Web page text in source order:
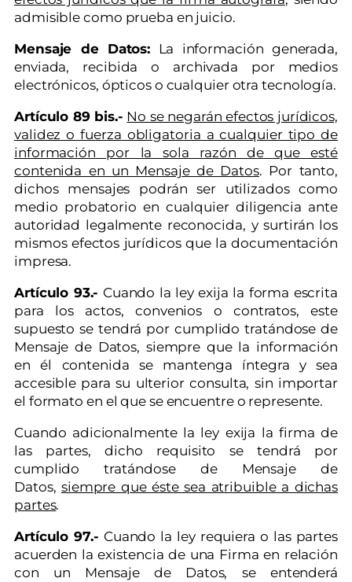
admisible como prueba en juicio.
Mensaje de Datos: La información generada,
enviada, recibida o archivada por medios
electrónicos, ópticos o cualquier otra tecnología.
Artículo 89 bis.- No se negarán efectos jurídicos,
validez o fuerza obligatoria a cualquier tipo de
información por la sola razón de que esté
contenida en un Mensaje de Datos. Por tanto,
dichos mensajes podrán ser utilizados como
medio probatorio en cualquier diligencia ante
autoridad legalmente reconocida, y surtirán los
mismos efectos jurídicos que la documentación
impresa.
Artículo 93.- Cuando la ley exija la forma escrita
para los actos, convenios o contratos, este
supuesto se tendrá por cumplido tratándose de
Mensaje de Datos, siempre que la información
en él contenida se mantenga íntegra y sea
accesible para su ulterior consulta, sin importar
el formato en el que se encuentre o represente.
Cuando adicionalmente la ley exija la firma de
las partes, dicho requisito se tendrá por
cumplido tratándose de Mensaje de
Datos, siempre que éste sea atribuible a dichas
partes.
Artículo 97.- Cuando la ley requiera o las partes
acuerden la existencia de una Firma en relación
con un Mensaje de Datos, se entenderá